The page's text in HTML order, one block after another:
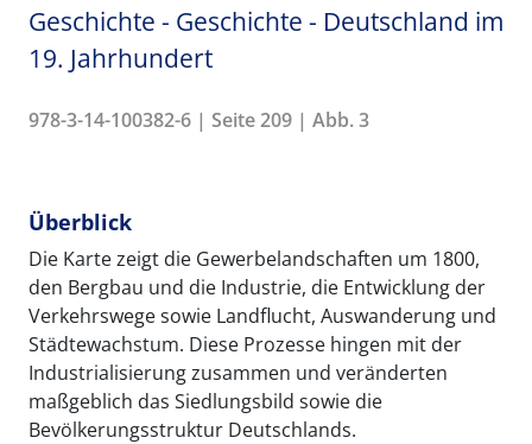
Geschichte - Geschichte - Deutschland im
19. Jahrhundert
978-3-14-100382-6 | Seite 209 | Abb. 3
Überblick
Die Karte zeigt die Gewerbelandschaften um 1800,
den Bergbau und die Industrie, die Entwicklung der
Verkehrswege sowie Landflucht, Auswanderung und
Städtewachstum. Diese Prozesse hingen mit der
Industrialisierung zusammen und veränderten
maßgeblich das Siedlungsbild sowie die
Bevölkerungsstruktur Deutschlands.